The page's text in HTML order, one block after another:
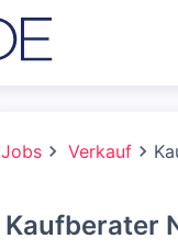
Jobs Verkauf
Kaufberater